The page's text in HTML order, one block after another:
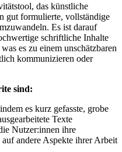
das künstliche
gut formulierte, vollständige
Es ist darauf
schriftliche Inhalte
es zu einem unschätzbaren
kommunizieren oder
sind:
es kurz gefasste, grobe
Texte
Nutzer:innen ihre
andere Aspekte ihrer Arbeit